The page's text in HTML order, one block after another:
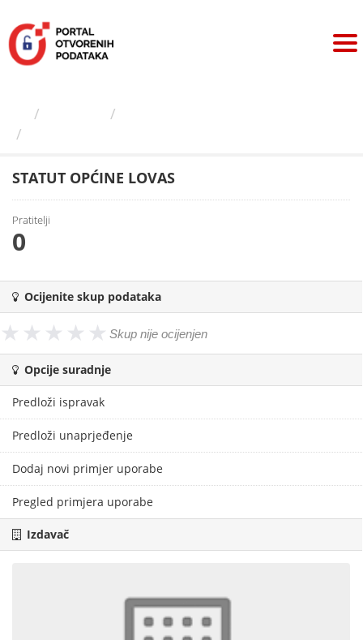
sadržaj
STATUT OPĆINE LOVAS
Pratitelji
0
Ocijenite skup podataka
Opcije suradnje
Predloži ispravak
Predloži unaprjeđenje
Dodaj novi primjer uporabe
Pregled primjera uporabe
Izdavač